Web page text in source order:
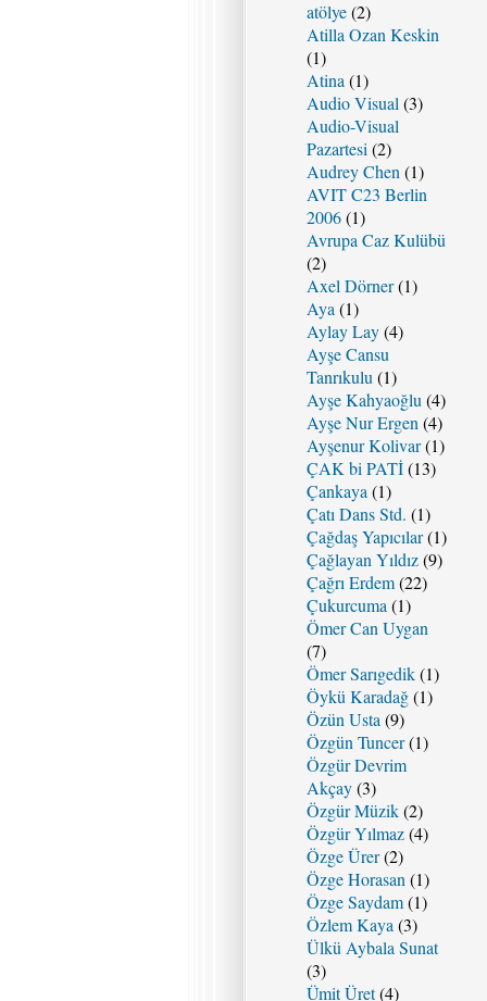
atölye(2)
Atilla Ozan Keskin
(1)
Atina (1)
Audio Visual (3)
Audio-Visual
Pazartesi (2)
Audrey Chen (1)
AVIT C23 Berlin
2006(1)
Avrupa Caz Kulübü
(2)
Axel Dörner(1)
Aya (1)
Aylay Lay(4)
Ayşe Cansu
Tanrıkulu (1)
Ayşe Kahyaoğlu (4)
Ayşe Nur Ergen (4)
Ayşenur Kolivar(1)
ÇAK bi PATİ(13)
Çankaya (1)
Çatı Dans Std. (1)
Çağdaş Yapıcılar(1)
Çağlayan Yıldız(9)
Çağrı Erdem(22)
Çukurcuma (1)
Ömer Can Uygan
(7)
Ömer Sarıgedik(1)
Öykü Karadağ(1)
Özün Usta (9)
Özgün Tuncer(1)
Özgür Devrim
Akçay(3)
Özgür Müzik(2)
Özgür Yılmaz(4)
Özge Ürer(2)
Özge Horasan (1)
Özge Saydam(1)
Özlem Kaya (3)
Ülkü Aybala Sunat
(3)
Ümit Üret(4)